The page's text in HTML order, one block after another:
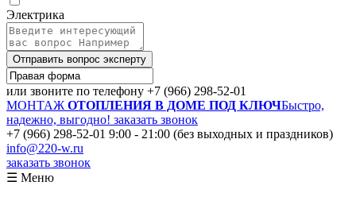
Электрика
Отправить вопрос эксперту
или звоните по телефону +7 (966) 298-52-01
МОНТАЖ ОТОПЛЕНИЯ В ДОМЕ ПОД КЛЮЧБыстро,
надежно, выгодно! заказать звонок
+7 (966) 298-52-01 9:00 - 21:00 (без выходных и праздников)
info@220-w.ru
заказать звонок
☰ Меню